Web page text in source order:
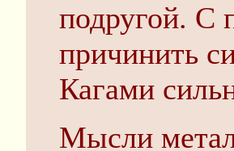
подругой. С
причинить
Кагами
Мысли